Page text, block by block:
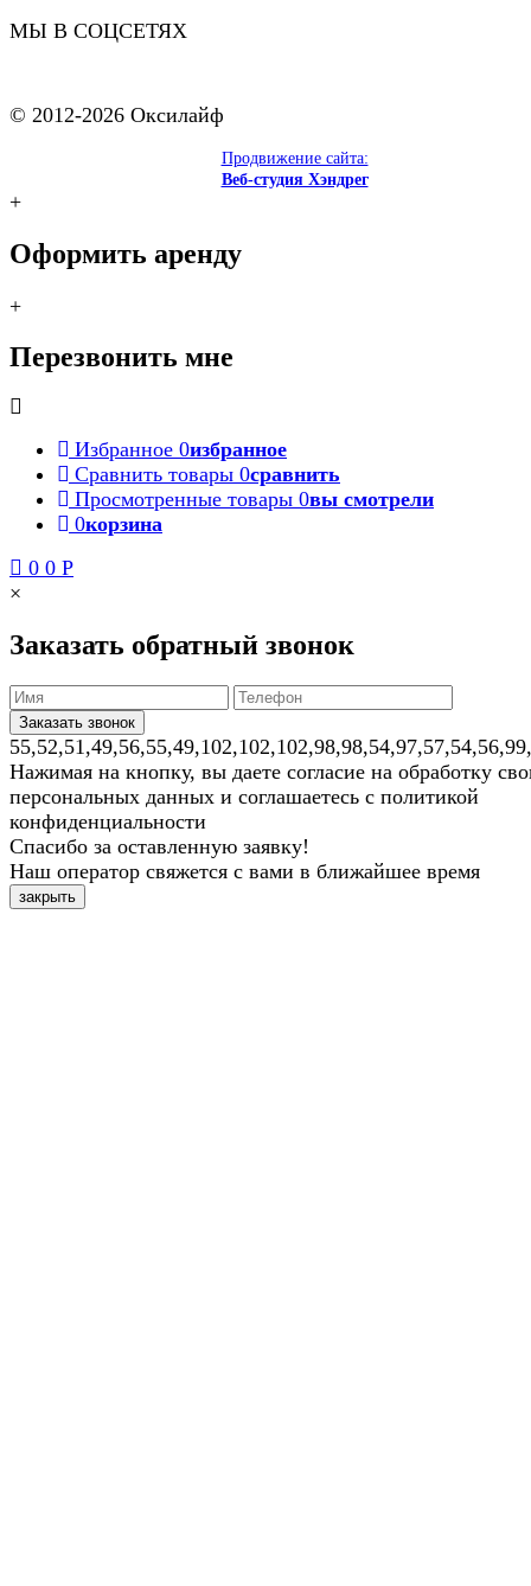
МЫ В СОЦСЕТЯХ
© 2012-2026 Оксилайф
Продвижение сайта:
Веб-студия Хэндрег
+
Оформить аренду
+
Перезвонить мне
Избранное 0избранное
Сравнить товары 0сравнить
Просмотренные товары 0вы смотрели
0корзина
0 0 Р
×
Заказать обратный звонок
Нажимая на кнопку, вы даете согласие на обработку
персональных данных и соглашаетесь с политикой
конфиденциальности
Спасибо за оставленную заявку!
Наш оператор свяжется с вами в ближайшее время
закрыть